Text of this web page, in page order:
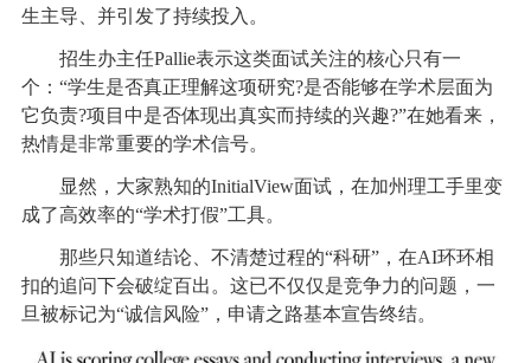
生主导、并引发了持续投入。
招生办主任Pallie表示这类面试关注的核心只有一
个：“学生是否真正理解这项研究?是否能够在学术层面为
它负责?项目中是否体现出真实而持续的兴趣?”在她看来，
热情是非常重要的学术信号。
显然，大家熟知的InitialView面试，在加州理工手里变
成了高效率的“学术打假”工具。
那些只知道结论、不清楚过程的“科研”，在AI环环相
扣的追问下会破绽百出。这已不仅仅是竞争力的问题，一
旦被标记为“诚信风险”，申请之路基本宣告终结。